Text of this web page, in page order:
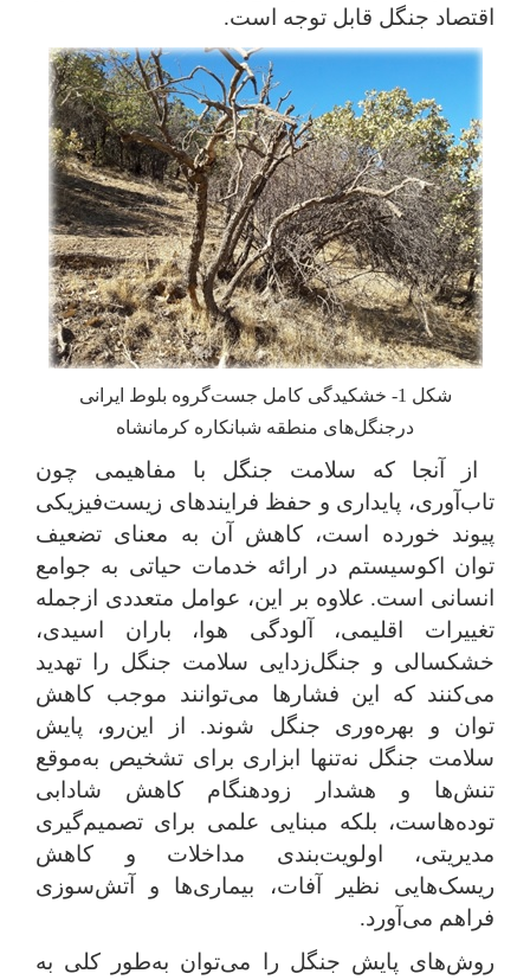
اقتصاد جنگل قابل ‌توجه است.
شکل 1- خشکیدگی کامل جست‌گروه بلوط ایرانی
درجنگل‌های منطقه شبانکاره کرمانشاه
از آنجا که سلامت جنگل با مفاهیمی چون
تاب‌آوری، پایداری و حفظ فرایندهای زیست‌فیزیکی
پیوند خورده است، کاهش آن به معنای تضعیف
توان اکوسیستم در ارائه خدمات حیاتی به جوامع
انسانی است. علاوه بر این، عوامل متعددی ازجمله
تغییرات اقلیمی، آلودگی هوا، باران اسیدی،
خشکسالی و جنگل‌زدایی سلامت جنگل را تهدید
می‌کنند که این فشارها می‌توانند موجب کاهش
توان و بهره‌وری جنگل شوند. از این‌رو، پایش
سلامت جنگل نه‌تنها ابزاری برای تشخیص به‌موقع
تنش‌ها و هشدار زودهنگام کاهش شادابی
توده‌هاست، بلکه مبنایی علمی برای تصمیم‌گیری
مدیریتی، اولویت‌بندی مداخلات و کاهش
ریسک‌هایی نظیر آفات، بیماری‌ها و آتش‌سوزی
فراهم می‌آورد.
روش‌های پایش جنگل را می‌توان به‌طور کلی به